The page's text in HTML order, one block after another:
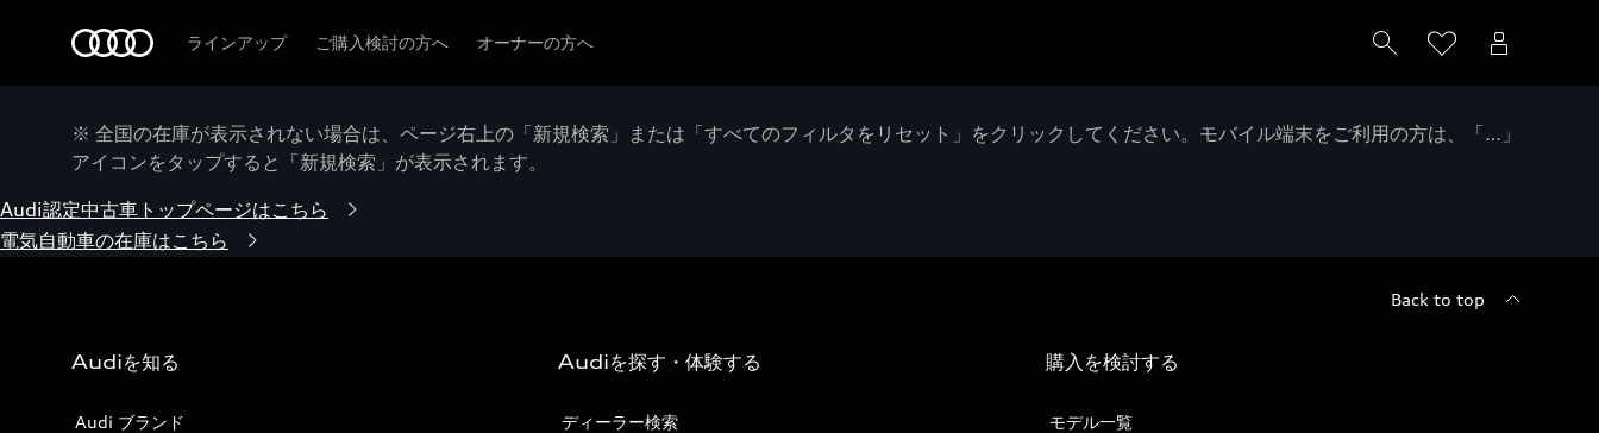
ラインアップ ご購入検討の方へ オーナーの方へ
※ 全国の在庫が表示されない場合は、ページ右上の「新規検索」または「すべてのフィルタをリセット」をクリックしてください。モバイル端末をご利用の方は、「…」
アイコンをタップすると「新規検索」が表示されます。
Audi認定中古車トップページはこちら
電気自動車の在庫はこちら
Back to top
Audiを知る
Audi ブランド
Audiを探す・体験する
ディーラー検索
購入を検討する
モデル一覧